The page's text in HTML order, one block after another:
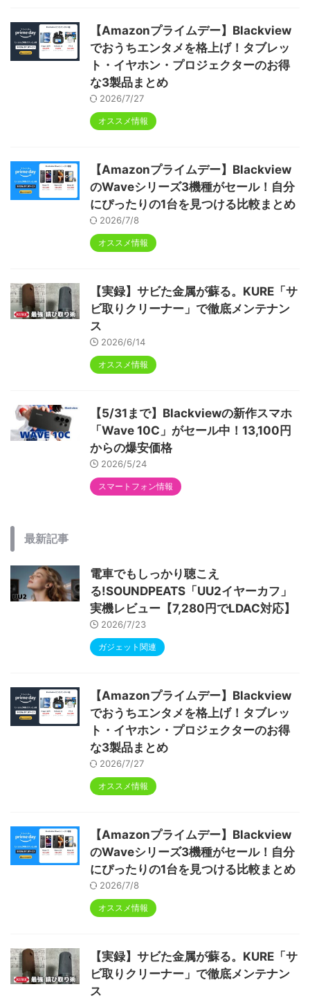
【Amazonプライムデー】Blackview
でおうちエンタメを格上げ！タブレッ
ト・イヤホン・プロジェクターのお得
な3製品まとめ
2026/7/27
オススメ情報
【Amazonプライムデー】Blackview
のWaveシリーズ3機種がセール！自分
にぴったりの1台を見つける比較まとめ
2026/7/8
オススメ情報
【実録】サビた金属が蘇る。KURE「サ
ビ取りクリーナー」で徹底メンテナン
ス
2026/6/14
オススメ情報
【5/31まで】Blackviewの新作スマホ
「Wave 10C」がセール中！13,100円
からの爆安価格
2026/5/24
スマートフォン情報
最新記事
電車でもしっかり聴こえ
る!SOUNDPEATS「UU2イヤーカフ」
実機レビュー【7,280円でLDAC対応】
2026/7/23
ガジェット関連
【Amazonプライムデー】Blackview
でおうちエンタメを格上げ！タブレッ
ト・イヤホン・プロジェクターのお得
な3製品まとめ
2026/7/27
オススメ情報
【Amazonプライムデー】Blackview
のWaveシリーズ3機種がセール！自分
にぴったりの1台を見つける比較まとめ
2026/7/8
オススメ情報
【実録】サビた金属が蘇る。KURE「サ
ビ取りクリーナー」で徹底メンテナン
ス